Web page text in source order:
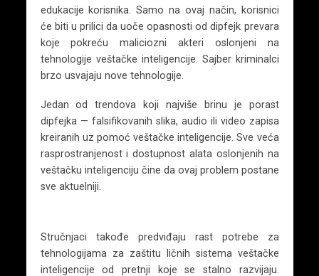
edukacije korisnika. Samo na ovaj način, korisnici
će biti u prilici da uoče opasnosti od dipfejk prevara
koje pokreću maliciozni akteri oslonjeni na
tehnologije veštačke inteligencije. Sajber kriminalci
brzo usvajaju nove tehnologije.
Jedan od trendova koji najviše brinu je porast
dipfejka — falsifikovanih slika, audio ili video zapisa
kreiranih uz pomoć veštačke inteligencije. Sve veća
rasprostranjenost i dostupnost alata oslonjenih na
veštačku inteligenciju čine da ovaj problem postane
sve aktuelniji.
Stručnjaci takođe predviđaju rast potrebe za
tehnologijama za zaštitu ličnih sistema veštačke
inteligencije od pretnji koje se stalno razvijaju.